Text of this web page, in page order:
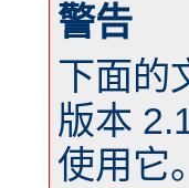
警告
下面的
版本
使用它。